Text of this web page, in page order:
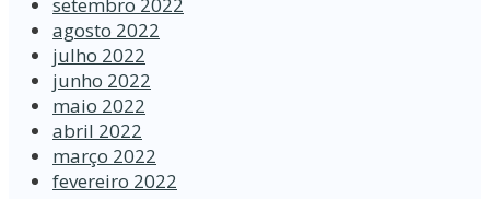
agosto 2022
julho 2022
junho 2022
maio 2022
abril 2022
março 2022
fevereiro 2022